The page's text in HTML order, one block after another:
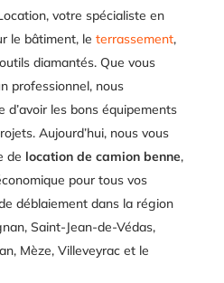
votre spécialiste en
le bâtiment, le terrassement,
diamantés. Que vous
professionnel, nous
d’avoir les bons équipements
Aujourd’hui, nous vous
de location de camion benne,
pour tous vos
déblaiement dans la région
Saint-Jean-de-Védas,
Mèze, Villeveyrac et le